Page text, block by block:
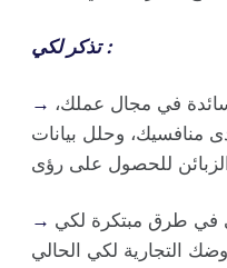
تذكر لكي :
في مجال عملك،
منافسيك، وحلل بيانات
في طرق مبتكرة لكي